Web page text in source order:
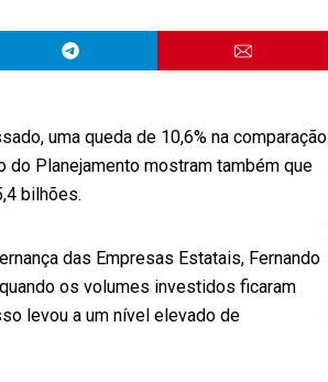
uma queda de 10,6% na comparação
Planejamento mostram também que
bilhões.
das Empresas Estatais, Fernando
os volumes investidos ficaram
levou a um nível elevado de